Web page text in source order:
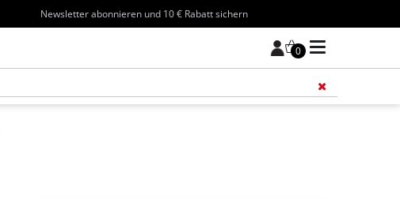
Newsletter abonnieren und 10 € Rabatt sichern
0